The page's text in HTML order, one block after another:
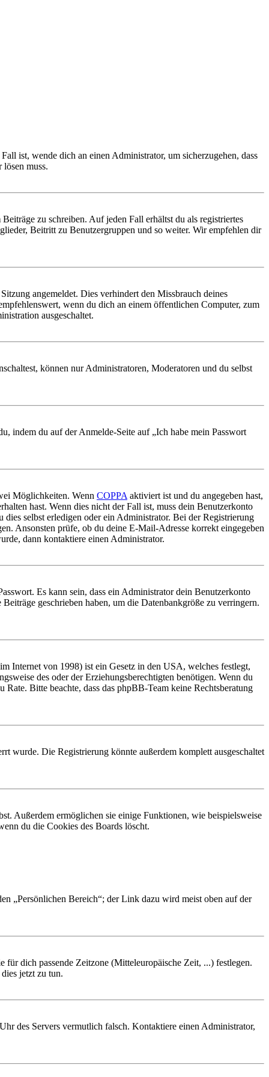
ist, wende dich an einen Administrator, um sicherzugehen, dass
muss.
zu schreiben. Auf jeden Fall erhältst du als registriertes
Beitritt zu Benutzergruppen und so weiter. Wir empfehlen dir
angemeldet. Dies verhindert den Missbrauch deines
wenn du dich an einem öffentlichen Computer, zum
ausgeschaltet.
können nur Administratoren, Moderatoren und du selbst
indem du auf der Anmelde-Seite auf „Ich habe mein Passwort
Möglichkeiten. Wenn COPPA aktiviert ist und du angegeben hast,
hast. Wenn dies nicht der Fall ist, muss dein Benutzerkonto
selbst erledigen oder ein Administrator. Bei der Registrierung
Ansonsten prüfe, ob du deine E-Mail-Adresse korrekt eingegeben
dann kontaktiere einen Administrator.
Es kann sein, dass ein Administrator dein Benutzerkonto
geschrieben haben, um die Datenbankgröße zu verringern.
Internet von 1998) ist ein Gesetz in den USA, welches festlegt,
des oder der Erziehungsberechtigten benötigen. Wenn du
Bitte beachte, dass das phpBB-Team keine Rechtsberatung
wurde. Die Registrierung könnte außerdem komplett ausgeschaltet
Außerdem ermöglichen sie einige Funktionen, wie beispielsweise
du die Cookies des Boards löscht.
„Persönlichen Bereich“; der Link dazu wird meist oben auf der
dich passende Zeitzone (Mitteleuropäische Zeit, ...) festlegen.
jetzt zu tun.
des Servers vermutlich falsch. Kontaktiere einen Administrator,